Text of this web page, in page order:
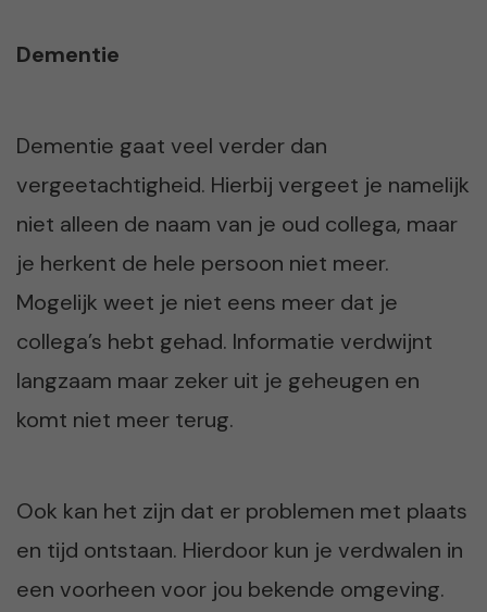
Dementie
Dementie gaat veel verder dan
vergeetachtigheid. Hierbij vergeet je namelijk
niet alleen de naam van je oud collega, maar
je herkent de hele persoon niet meer.
Mogelijk weet je niet eens meer dat je
collega’s hebt gehad. Informatie verdwijnt
langzaam maar zeker uit je geheugen en
komt niet meer terug.
Ook kan het zijn dat er problemen met plaats
en tijd ontstaan. Hierdoor kun je verdwalen in
een voorheen voor jou bekende omgeving.